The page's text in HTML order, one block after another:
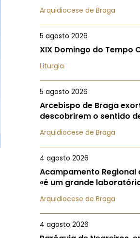
Arquidiocese de Braga
5 agosto 2026
XIX Domingo do Tempo
Liturgia
5 agosto 2026
Arcebispo de Braga
descobrirem o sentido
Arquidiocese de Braga
4 agosto 2026
Acampamento Regional
«é um grande
Arquidiocese de Braga
4 agosto 2026